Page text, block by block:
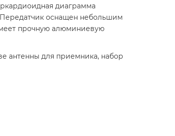
диаграмма
оснащен небольшим
прочную алюминиевую
антенны для приемника, набор